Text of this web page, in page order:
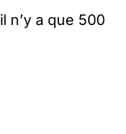
n’y a que 500